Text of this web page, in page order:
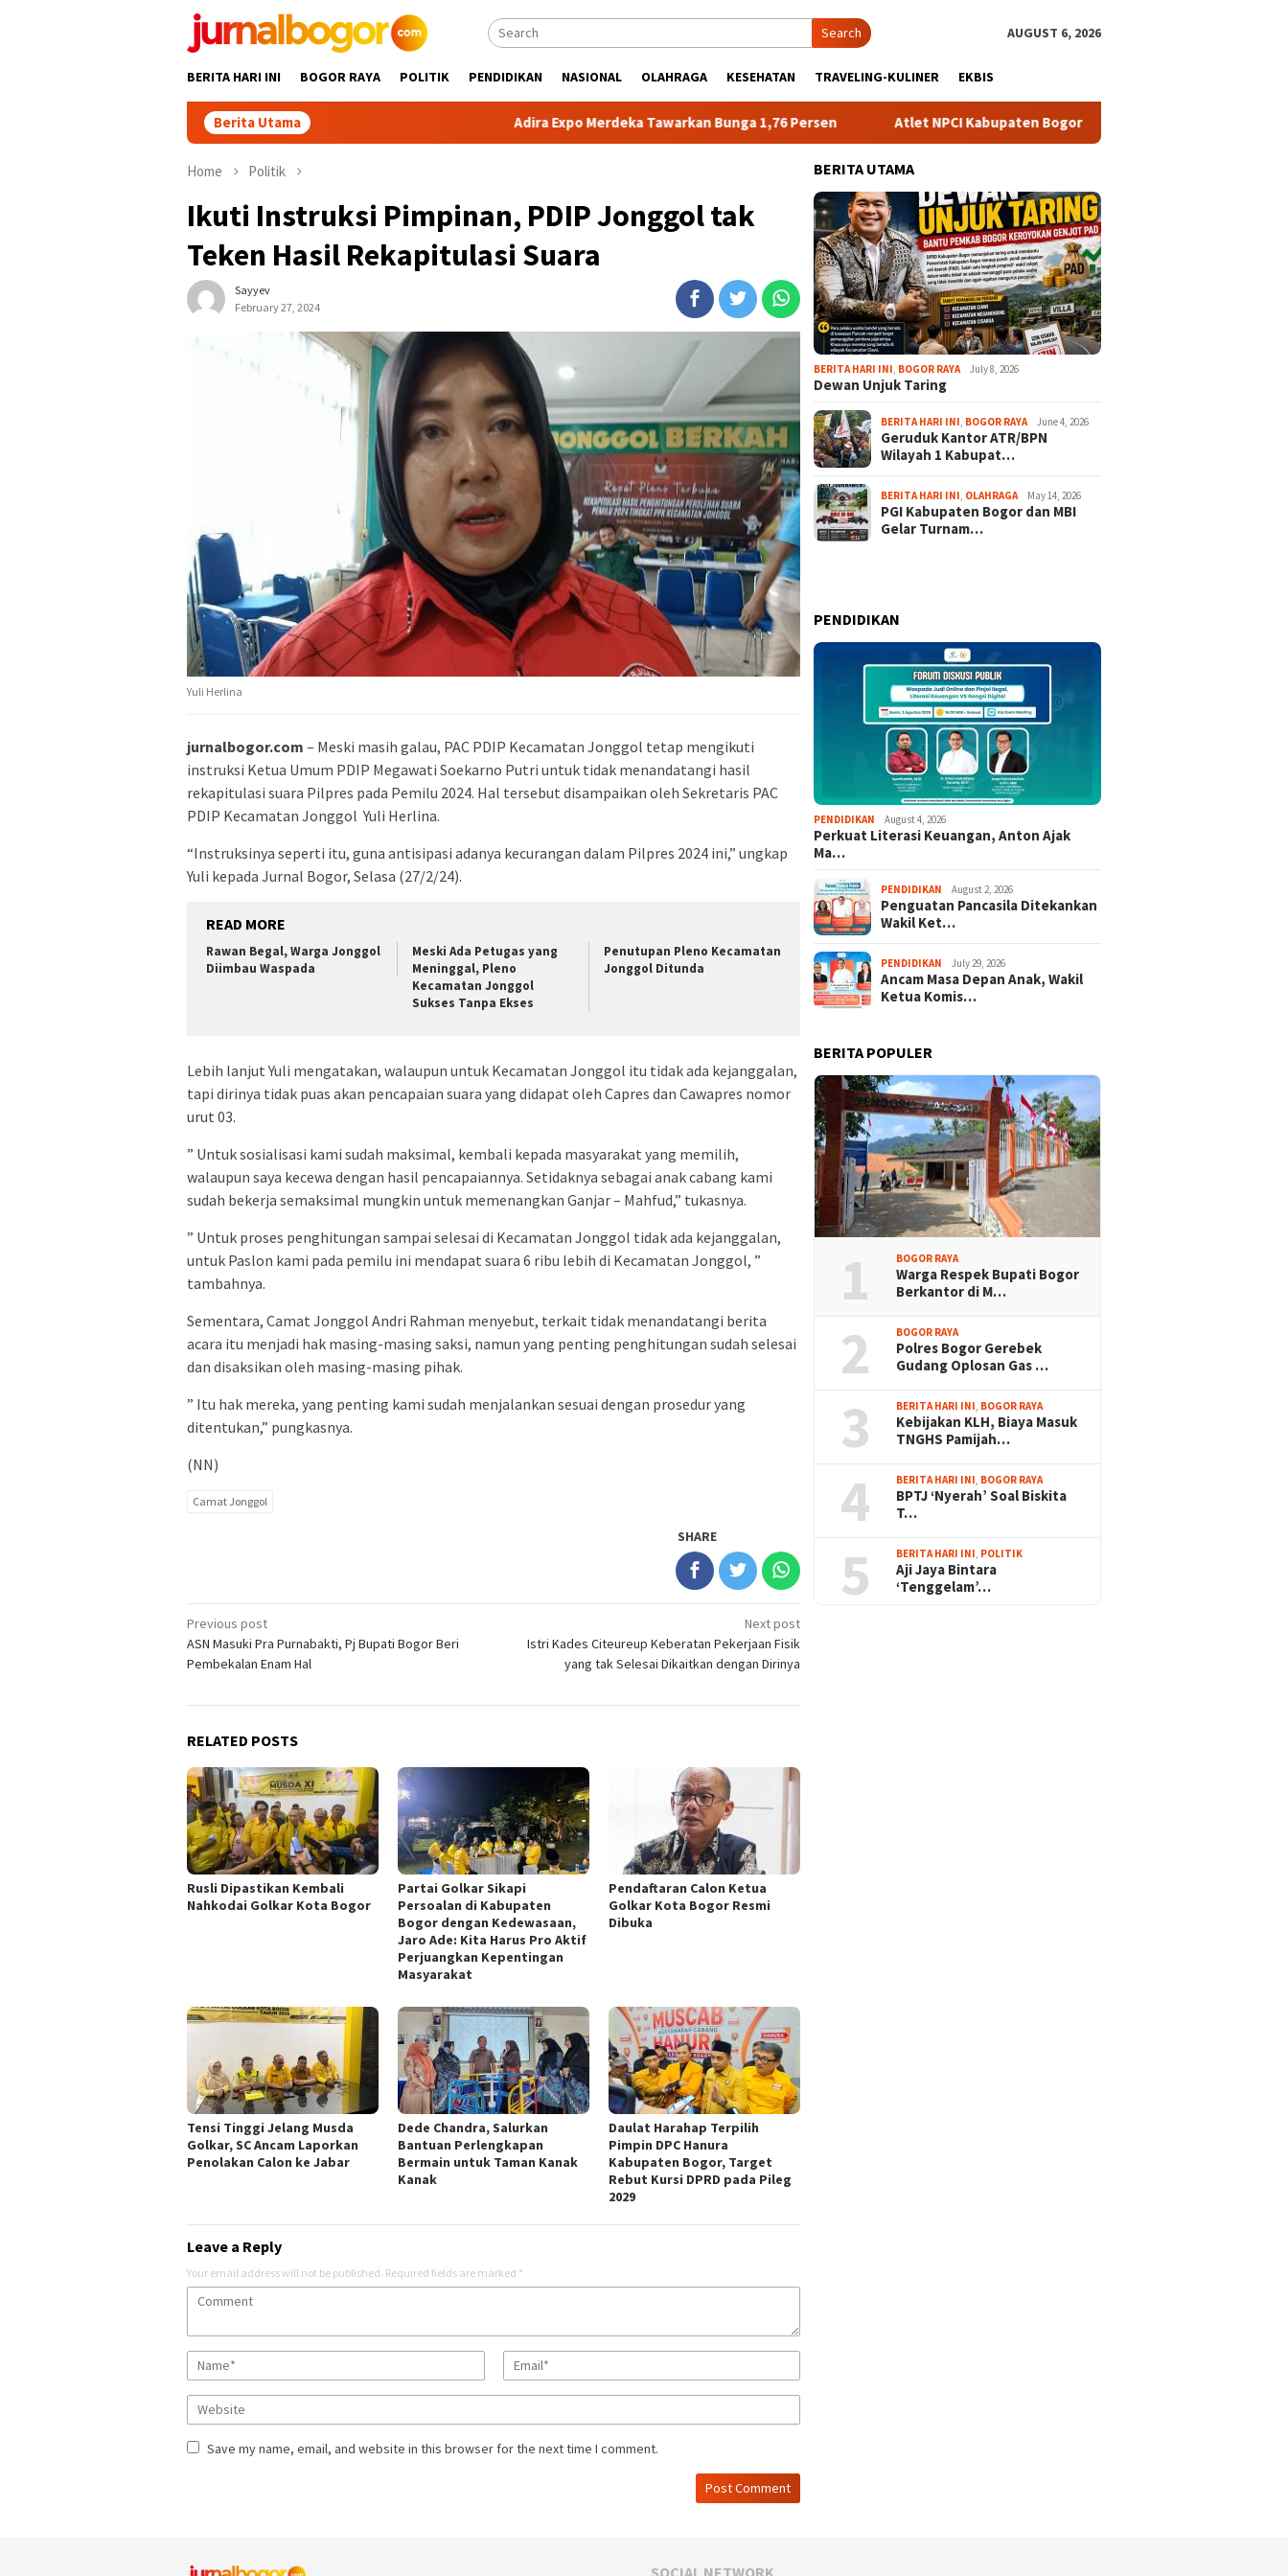
Search AUGUST 6, 2026
BERITA HARI INI BOGOR RAYA POLITIK PENDIDIKAN NASIONAL OLAHRAGA KESEHATAN TRAVELING-KULINER EKBIS
Berita Utama Adira Expo Merdeka Tawarkan Bunga 1,76 Persen Atlet NPCI Kabupaten Bogor Sabet Tujuh Medali di Pusrehab Kemhan
Home Politik
Ikuti Instruksi Pimpinan, PDIP Jonggol tak
Teken Hasil Rekapitulasi Suara
Sayyev
February 27, 2024
Yuli Herlina
jurnalbogor.com – Meski masih galau, PAC PDIP Kecamatan Jonggol tetap mengikuti
instruksi Ketua Umum PDIP Megawati Soekarno Putri untuk tidak menandatangi hasil
rekapitulasi suara Pilpres pada Pemilu 2024. Hal tersebut disampaikan oleh Sekretaris PAC
PDIP Kecamatan Jonggol Yuli Herlina.
“Instruksinya seperti itu, guna antisipasi adanya kecurangan dalam Pilpres 2024 ini,” ungkap
Yuli kepada Jurnal Bogor, Selasa (27/2/24).
READ MORE
Rawan Begal, Warga Jonggol
Diimbau Waspada
Meski Ada Petugas yang
Meninggal, Pleno
Kecamatan Jonggol
Sukses Tanpa Ekses
Penutupan Pleno Kecamatan
Jonggol Ditunda
Lebih lanjut Yuli mengatakan, walaupun untuk Kecamatan Jonggol itu tidak ada kejanggalan,
tapi dirinya tidak puas akan pencapaian suara yang didapat oleh Capres dan Cawapres nomor
urut 03.
” Untuk sosialisasi kami sudah maksimal, kembali kepada masyarakat yang memilih,
walaupun saya kecewa dengan hasil pencapaiannya. Setidaknya sebagai anak cabang kami
sudah bekerja semaksimal mungkin untuk memenangkan Ganjar – Mahfud,” tukasnya.
” Untuk proses penghitungan sampai selesai di Kecamatan Jonggol tidak ada kejanggalan,
untuk Paslon kami pada pemilu ini mendapat suara 6 ribu lebih di Kecamatan Jonggol, ”
tambahnya.
Sementara, Camat Jonggol Andri Rahman menyebut, terkait tidak menandatangi berita
acara itu menjadi hak masing-masing saksi, namun yang penting penghitungan sudah selesai
dan disaksikan oleh masing-masing pihak.
” Itu hak mereka, yang penting kami sudah menjalankan sesuai dengan prosedur yang
ditentukan,” pungkasnya.
(NN)
Camat Jonggol
SHARE
Post
navigation
Previous post
ASN Masuki Pra Purnabakti, Pj Bupati Bogor Beri
Pembekalan Enam Hal
Next post
Istri Kades Citeureup Keberatan Pekerjaan Fisik
yang tak Selesai Dikaitkan dengan Dirinya
RELATED POSTS
Rusli Dipastikan Kembali
Nahkodai Golkar Kota Bogor
Partai Golkar Sikapi
Persoalan di Kabupaten
Bogor dengan Kedewasaan,
Jaro Ade: Kita Harus Pro Aktif
Perjuangkan Kepentingan
Masyarakat
Pendaftaran Calon Ketua
Golkar Kota Bogor Resmi
Dibuka
Tensi Tinggi Jelang Musda
Golkar, SC Ancam Laporkan
Penolakan Calon ke Jabar
Dede Chandra, Salurkan
Bantuan Perlengkapan
Bermain untuk Taman Kanak
Kanak
Daulat Harahap Terpilih
Pimpin DPC Hanura
Kabupaten Bogor, Target
Rebut Kursi DPRD pada Pileg
2029
Leave a Reply
Your email address will not be published. Required fields are marked *
Save my name, email, and website in this browser for the next time I comment.
BERITA UTAMA
BERITA HARI INI BOGOR RAYA July 8, 2026
Dewan Unjuk Taring
BERITA HARI INI BOGOR RAYA June 4, 2026
Geruduk Kantor ATR/BPN
Wilayah 1 Kabupat…
BERITA HARI INI OLAHRAGA May 14, 2026
PGI Kabupaten Bogor dan MBI
Gelar Turnam…
PENDIDIKAN
PENDIDIKAN August 4, 2026
Perkuat Literasi Keuangan, Anton Ajak
Ma…
PENDIDIKAN August 2, 2026
Penguatan Pancasila Ditekankan
Wakil Ket…
PENDIDIKAN July 29, 2026
Ancam Masa Depan Anak, Wakil
Ketua Komis…
BERITA POPULER
1 BOGOR RAYA
Warga Respek Bupati Bogor
Berkantor di M…
2 BOGOR RAYA
Polres Bogor Gerebek
Gudang Oplosan Gas …
3 BERITA HARI INI, BOGOR RAYA
Kebijakan KLH, Biaya Masuk
TNGHS Pamijah…
4 BERITA HARI INI, BOGOR RAYA
BPTJ ‘Nyerah’ Soal Biskita
T…
5 BERITA HARI INI, POLITIK
Aji Jaya Bintara
‘Tenggelam’…